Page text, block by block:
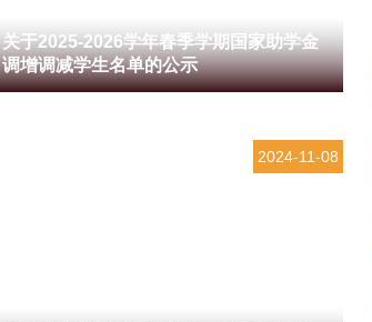
关于2025-2026学年春季学期国家助学金
调增调减学生名单的公示
2024-11-08